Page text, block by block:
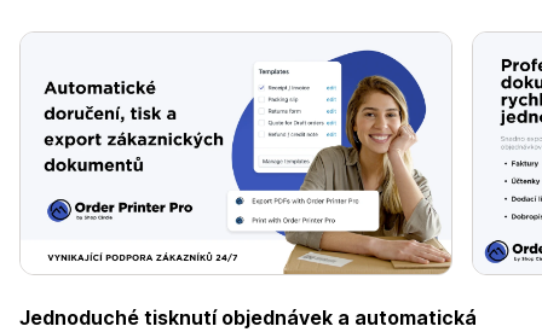
Jednoduché tisknutí objednávek a automatická